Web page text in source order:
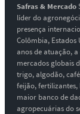
Safras & Mercado
líder do
presença
Colômbia, Estados
anos de atuação,
mercados globais
trigo, algodão,
feijão,
maior banco de
agropecuárias do